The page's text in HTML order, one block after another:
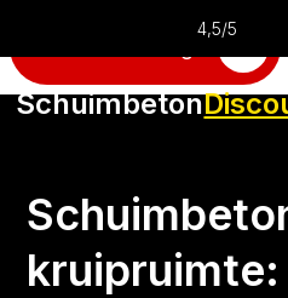
4,5/5
Schuimbeton